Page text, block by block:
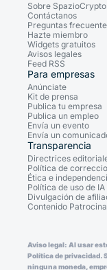
Sobre SpazioCrypto
Contáctanos
Preguntas
Hazte miembro
Widgets gratuitos
Avisos legales
Feed RSS
Para empresas
Anúnciate
Kit de prensa
Publica tu empresa
Publica un empleo
Envía un evento
Envía un
Transparencia
Directrices
Política de
Ética e
Política de uso de IA
Divulgación de
Contenido
Aviso legal: Al usar
Política de privacidad.
ninguna moneda,